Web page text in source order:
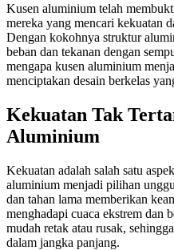
Kusen aluminium telah
mereka yang mencari kekuatan
Dengan kokohnya struktur
beban dan tekanan dengan
mengapa kusen aluminium
menciptakan desain berkelas
Kekuatan Tak
Aluminium
Kekuatan adalah salah satu
aluminium menjadi pilihan
dan tahan lama memberikan
menghadapi cuaca ekstrem dan
mudah retak atau rusak,
dalam jangka panjang.